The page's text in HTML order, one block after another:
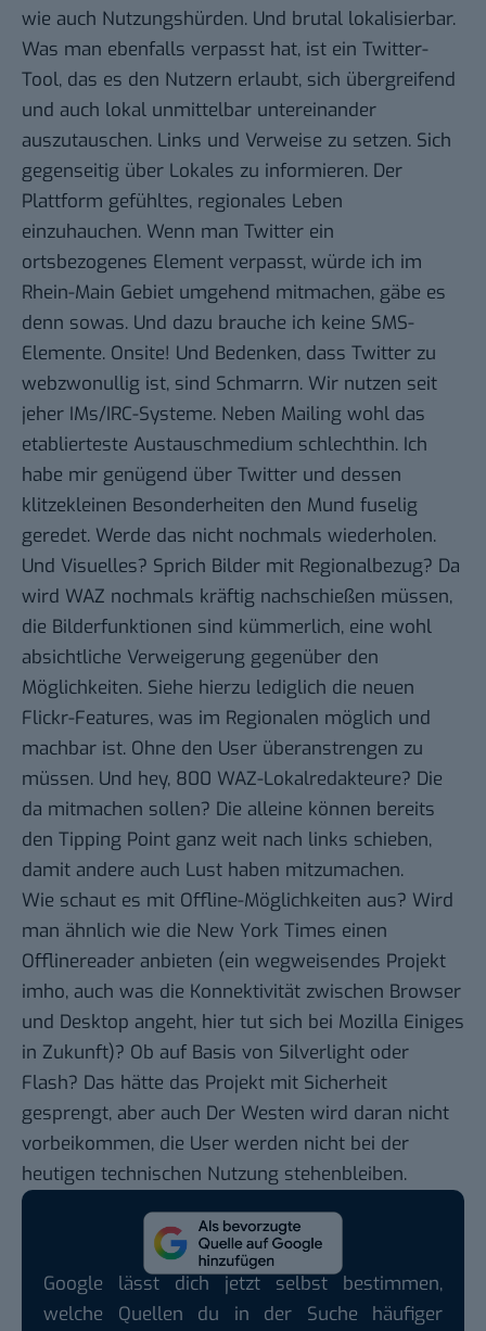
wie auch Nutzungshürden. Und brutal lokalisierbar.
Was man ebenfalls verpasst hat, ist ein Twitter-
Tool, das es den Nutzern erlaubt, sich übergreifend
und auch lokal unmittelbar untereinander
auszutauschen. Links und Verweise zu setzen. Sich
gegenseitig über Lokales zu informieren. Der
Plattform gefühltes, regionales Leben
einzuhauchen. Wenn man Twitter ein
ortsbezogenes Element verpasst, würde ich im
Rhein-Main Gebiet umgehend mitmachen, gäbe es
denn sowas. Und dazu brauche ich keine SMS-
Elemente. Onsite! Und Bedenken, dass Twitter zu
webzwonullig ist, sind Schmarrn. Wir nutzen seit
jeher IMs/IRC-Systeme. Neben Mailing wohl das
etablierteste Austauschmedium schlechthin. Ich
habe mir genügend über Twitter und dessen
klitzekleinen Besonderheiten den Mund fuselig
geredet. Werde das nicht nochmals wiederholen.
Und Visuelles? Sprich Bilder mit Regionalbezug? Da
wird WAZ nochmals kräftig nachschießen müssen,
die Bilderfunktionen sind kümmerlich, eine wohl
absichtliche Verweigerung gegenüber den
Möglichkeiten. Siehe hierzu lediglich die neuen
Flickr-Features, was im Regionalen möglich und
machbar ist. Ohne den User überanstrengen zu
müssen. Und hey, 800 WAZ-Lokalredakteure? Die
da mitmachen sollen? Die alleine können bereits
den Tipping Point ganz weit nach links schieben,
damit andere auch Lust haben mitzumachen.
Wie schaut es mit Offline-Möglichkeiten aus? Wird
man ähnlich wie die New York Times einen
Offlinereader anbieten (ein wegweisendes Projekt
imho, auch was die Konnektivität zwischen Browser
und Desktop angeht, hier tut sich bei Mozilla Einiges
in Zukunft)? Ob auf Basis von Silverlight oder
Flash? Das hätte das Projekt mit Sicherheit
gesprengt, aber auch Der Westen wird daran nicht
vorbeikommen, die User werden nicht bei der
heutigen technischen Nutzung stehenbleiben.
Google lässt dich jetzt selbst bestimmen,
welche Quellen du in der Suche häufiger